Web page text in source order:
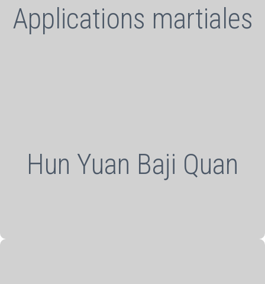
Applications martiales
Hun Yuan Baji Quan